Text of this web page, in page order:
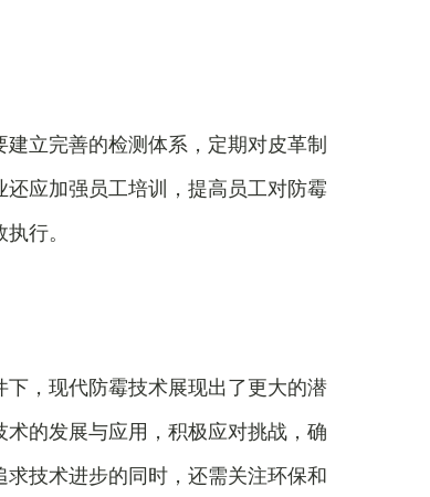
立完善的检测体系，定期对皮革制
应加强员工培训，提高员工对防霉
行。
，现代防霉技术展现出了更大的潜
的发展与应用，积极应对挑战，确
技术进步的同时，还需关注环保和